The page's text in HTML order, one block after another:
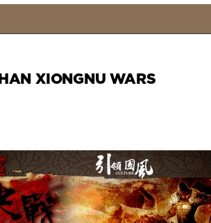
HAN XIONGNU WARS